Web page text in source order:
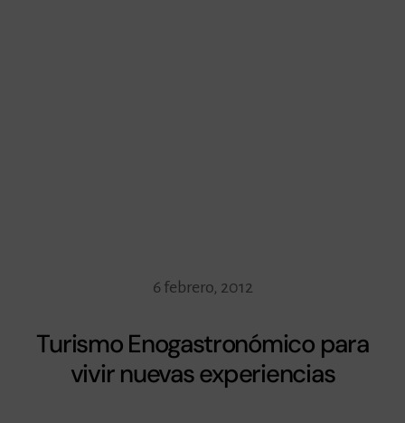
6 febrero, 2012
Turismo Enogastronómico para
vivir nuevas experiencias